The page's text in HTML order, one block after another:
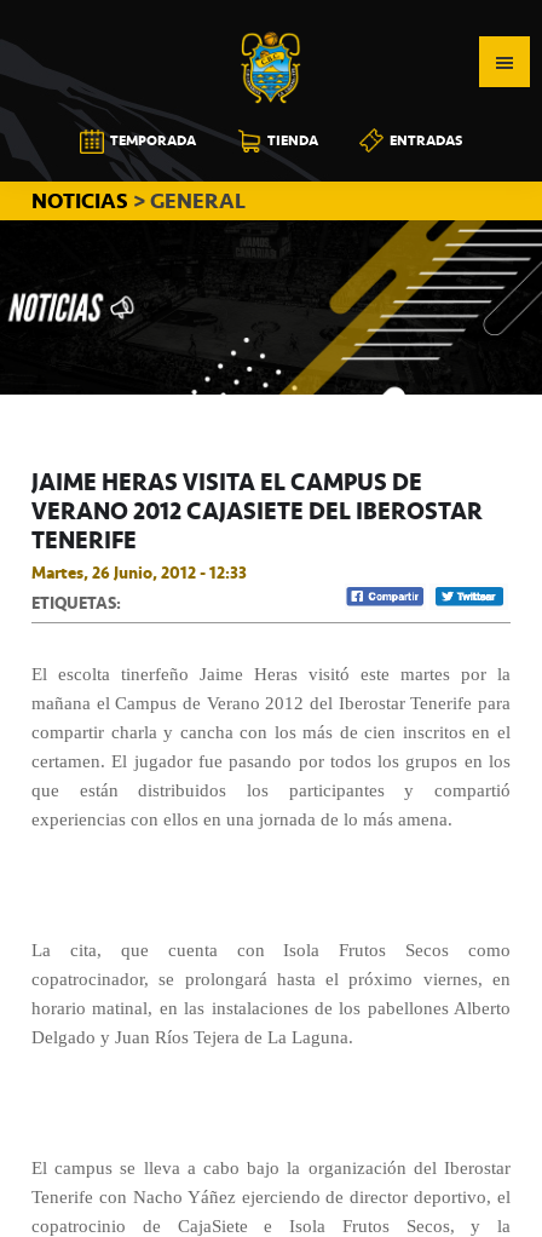
a
la
navegación
principal
al
contenido
principal
a
la
barra
lateral
principal
CB
CANARIAS
TEMPORADA TIENDA ENTRADAS
NOTICIAS > GENERAL
JAIME HERAS VISITA EL CAMPUS DE
VERANO 2012 CAJASIETE DEL IBEROSTAR
TENERIFE
Martes, 26 Junio, 2012 - 12:33
ETIQUETAS:
El escolta tinerfeño Jaime Heras visitó este martes por la
mañana el Campus de Verano 2012 del Iberostar Tenerife para
compartir charla y cancha con los más de cien inscritos en el
certamen. El jugador fue pasando por todos los grupos en los
que están distribuidos los participantes y compartió
experiencias con ellos en una jornada de lo más amena.
La cita, que cuenta con Isola Frutos Secos como
copatrocinador, se prolongará hasta el próximo viernes, en
horario matinal, en las instalaciones de los pabellones Alberto
Delgado y Juan Ríos Tejera de La Laguna.
El campus se lleva a cabo bajo la organización del Iberostar
Tenerife con Nacho Yáñez ejerciendo de director deportivo, el
copatrocinio de CajaSiete e Isola Frutos Secos, y la